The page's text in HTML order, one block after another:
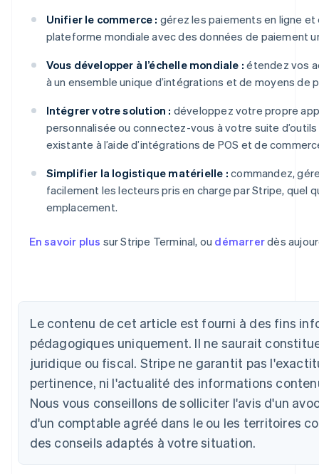
Unifier le commerce : gérez les paiements en ligne et
plateforme mondiale avec des données de paiement
Vous développer à l’échelle mondiale : étendez vos
à un ensemble unique d’intégrations et de moyens de
Intégrer votre solution : développez votre propre
personnalisée ou connectez-vous à votre suite
existante à l’aide d’intégrations de POS et de
Simplifier la logistique matérielle : commandez,
facilement les lecteurs pris en charge par Stripe, quel
emplacement.
En savoir plus sur Stripe Terminal, ou démarrerdès
Le contenu de cet article est fourni à des fins
pédagogiques uniquement. Il ne saurait
juridique ou fiscal. Stripe ne garantit pas
pertinence, ni l'actualité des informations
Nous vous conseillons de solliciter l'avis d'un
d'un comptable agréé dans le ou les territoires
des conseils adaptés à votre situation.
Allemagne
Autriche
Belgique
Nederlands FrançaisDeutschEnglish
Brésil
PortuguêsEnglish
Bulgarie
Canada
EnglishFrançais
Chine continentale
Chypre